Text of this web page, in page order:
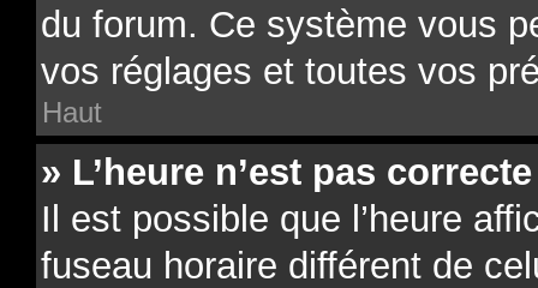
du forum. Ce système vous
vos réglages et toutes vos
Haut
» L’heure n’est pas
Il est possible que l’heure
fuseau horaire différent de